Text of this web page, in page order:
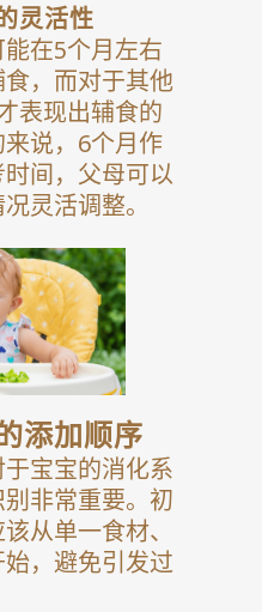
灵活性
在5个月左右
，而对于其他
表现出辅食的
说，6个月作
间，父母可以
灵活调整。
添加顺序
宝宝的消化系
非常重要。初
从单一食材、
，避免引发过